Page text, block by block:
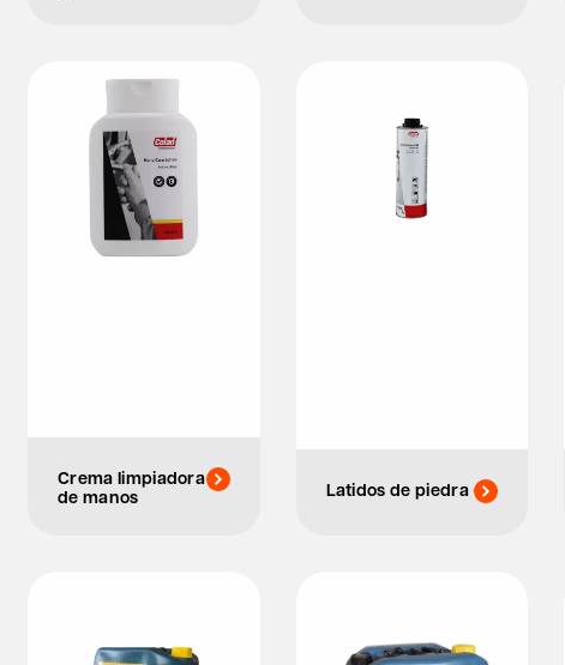
Crema limpiadora
de manos
Latidos de piedra